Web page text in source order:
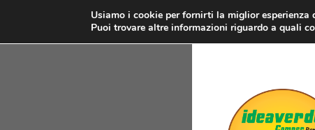
Usiamo i cookie per fornirti la miglior esperienza
Puoi trovare altre informazioni riguardo a quali